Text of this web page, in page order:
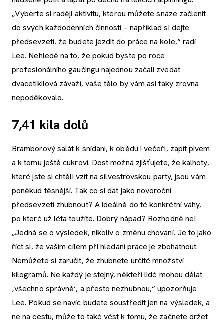
„Vyberte si raději aktivitu, kterou můžete snáze začlenit
do svých každodenních činností – například si dejte
předsevzetí, že budete jezdit do práce na kole,“ radí
Lee. Nehledě na to, že pokud byste po roce
profesionálního gaučingu najednou začali zvedat
dvacetikilová závaží, vaše tělo by vám asi taky zrovna
nepoděkovalo.
7,41 kila dolů
Bramborový salát k snídani, k obědu i večeři, zapít pivem
a k tomu ještě cukroví. Dost možná zjišťujete, že kalhoty,
které jste si chtěli vzít na silvestrovskou party, jsou vám
poněkud těsnější. Tak co si dát jako novoroční
předsevzetí zhubnout? A ideálně do té konkrétní váhy,
po které už léta toužíte. Dobrý nápad? Rozhodně ne!
„Jedná se o výsledek, nikoliv o změnu chování. Je to jako
říct si, že vaším cílem při hledání práce je zbohatnout.
Nemůžete si zaručit, že zhubnete určité množství
kilogramů. Ne každý je stejný, někteří lidé mohou dělat
‚všechno správně‘, a přesto nezhubnou,“ upozorňuje
Lee. Pokud se navíc budete soustředit jen na výsledek, a
ne na cestu, může to také vést k tomu, že začnete držet